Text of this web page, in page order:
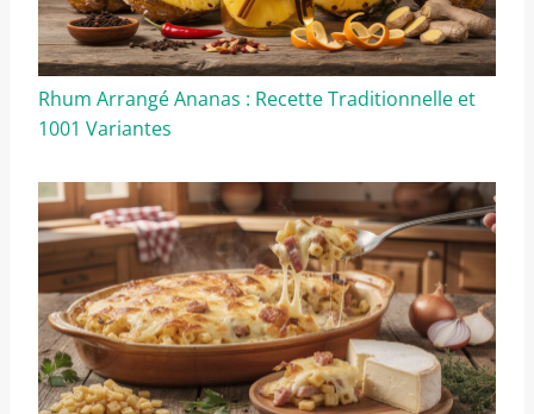
Rhum Arrangé Ananas : Recette Traditionnelle et
1001 Variantes